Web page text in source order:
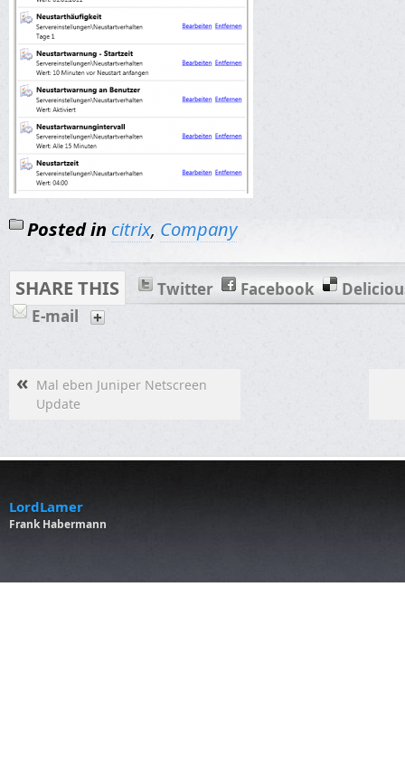
Posted in citrix, Company
SHARE THIS Twitter Facebook
E-mail
« Mal eben Juniper Netscreen
Update
LordLamer
Frank Habermann